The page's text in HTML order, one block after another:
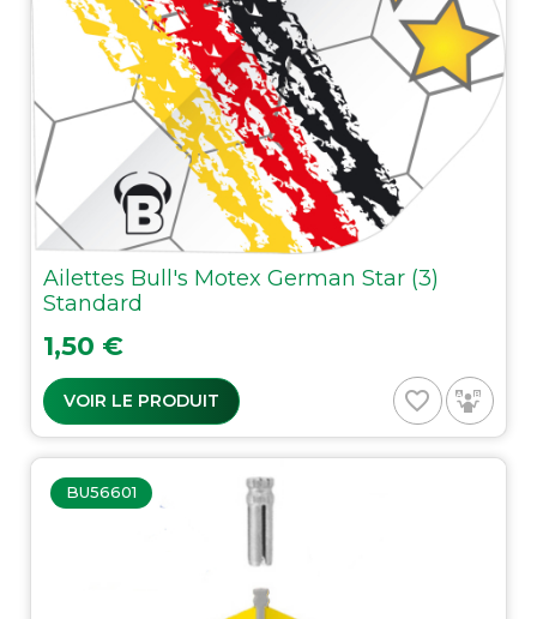
Ailettes Bull's Motex German Star (3)
Standard
Prix
1,50 €
VOIR LE PRODUIT favorite_border
BU56601